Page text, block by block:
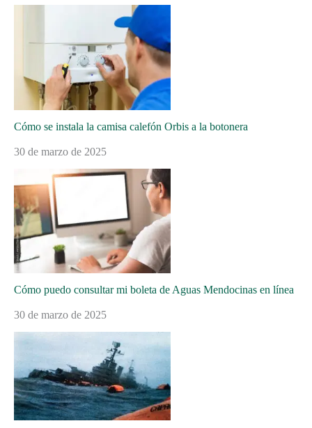
Cómo se instala la camisa calefón Orbis a la botonera
30 de marzo de 2025
Cómo puedo consultar mi boleta de Aguas Mendocinas en línea
30 de marzo de 2025